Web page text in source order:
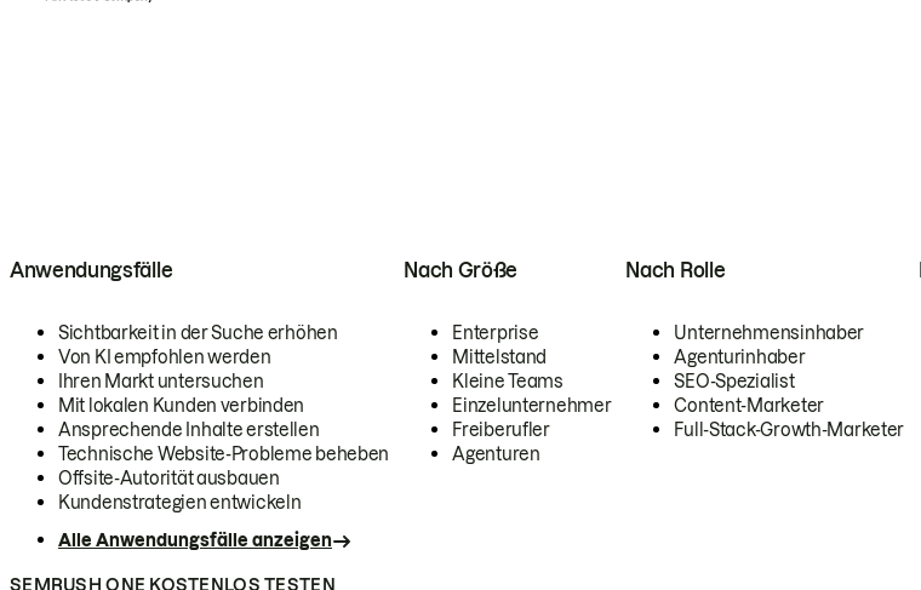
Anwendungsfälle
Sichtbarkeit in der Suche erhöhen
Von KI empfohlen werden
Ihren Markt untersuchen
Mit lokalen Kunden verbinden
Ansprechende Inhalte erstellen
Technische Website-Probleme beheben
Offsite-Autorität ausbauen
Kundenstrategien entwickeln
Alle Anwendungsfälle anzeigen
Nach Größe
Enterprise
Mittelstand
Kleine Teams
Einzelunternehmer
Freiberufler
Agenturen
Nach Rolle
Unternehmensinhaber
Agenturinhaber
SEO-Spezialist
Content-Marketer
Full-Stack-Growth-Marketer
SEMRUSH ONE KOSTENLOS TESTEN